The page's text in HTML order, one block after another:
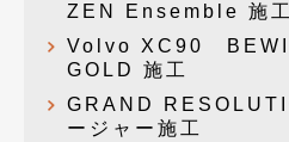
ZEN Ensemble 施工
Volvo XC90
GOLD 施工
GRAND
ージャー施工